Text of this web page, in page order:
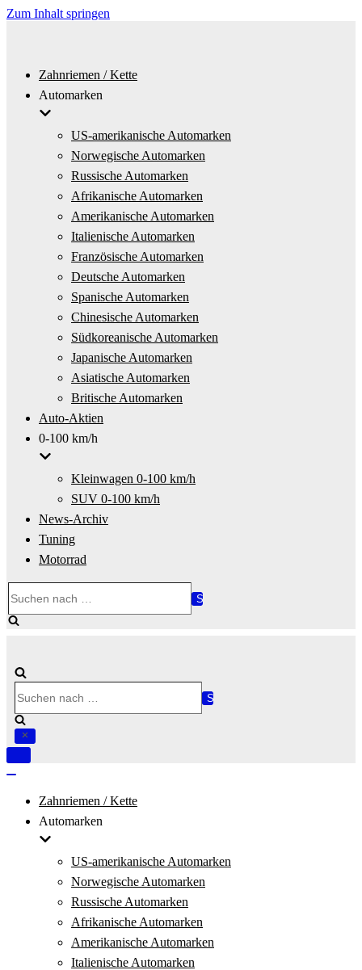
Zum Inhalt springen
Zahnriemen / Kette
Automarken
US-amerikanische Automarken
Norwegische Automarken
Russische Automarken
Afrikanische Automarken
Amerikanische Automarken
Italienische Automarken
Französische Automarken
Deutsche Automarken
Spanische Automarken
Chinesische Automarken
Südkoreanische Automarken
Japanische Automarken
Asiatische Automarken
Britische Automarken
Auto-Aktien
0-100 km/h
Kleinwagen 0-100 km/h
SUV 0-100 km/h
News-Archiv
Tuning
Motorrad
nach …
nach …
Navigation
Zahnriemen / Kette
Automarken
US-amerikanische Automarken
Norwegische Automarken
Russische Automarken
Afrikanische Automarken
Amerikanische Automarken
Italienische Automarken